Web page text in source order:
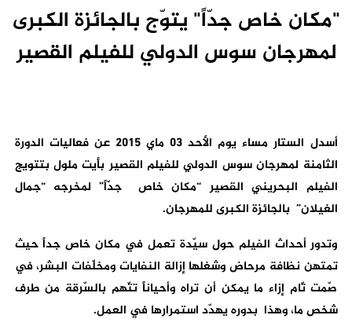
"مكان خاص جدّاً" يتوّج بالجائزة الكبرى
لمهرجان سوس الدولي للفيلم القصير‎‎
أسدل الستار مساء يوم الأحد 03 ماي 2015 عن فعاليات الدورة
الثامنة لمهرجان سوس الدولي للفيلم القصير بأيت ملول بتتويج
الفيلم البحريني القصير “مكان خاص جدّاً” لمخرجه “جمال
الغيلان” بالجائزة الكبرى للمهرجان.
وتدور أحداث الفيلم حول سيّدة تعمل في مكان خاص جداً حيث
تمتهن نظافة مرحاض وشغلها إزالة النفايات ومخلّفات البشر، في
صّمت تّام إزاء ما يمكن أن تراه وأحياناً تتّهم بالسّرقة من طرف
شخص ما، وهذا بدوره يهدّد استمرارها في العمل.